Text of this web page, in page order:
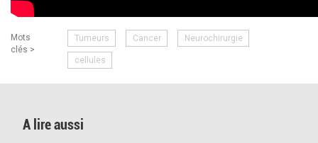
Mots
clés >
Tumeurs Cancer Neurochirurgie
cellules
A lire aussi